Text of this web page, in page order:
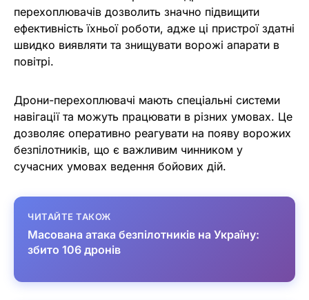
перехоплювачів дозволить значно підвищити
ефективність їхньої роботи, адже ці пристрої здатні
швидко виявляти та знищувати ворожі апарати в
повітрі.
Дрони-перехоплювачі мають спеціальні системи
навігації та можуть працювати в різних умовах. Це
дозволяє оперативно реагувати на появу ворожих
безпілотників, що є важливим чинником у
сучасних умовах ведення бойових дій.
ЧИТАЙТЕ ТАКОЖ
Масована атака безпілотників на Україну:
збито 106 дронів